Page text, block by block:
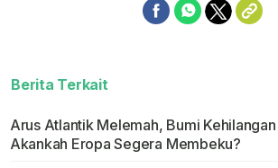
Berita Terkait
Arus Atlantik Melemah, Bumi
Akankah Eropa Segera Membeku?